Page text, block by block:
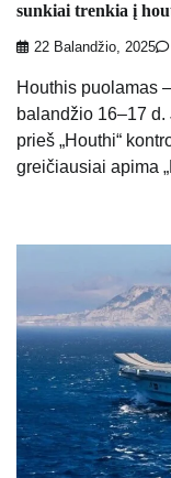
sunkiai trenkia į
22 Balandžio, 2025
Houthis puolamas
balandžio 16–17
prieš „Houthi“
greičiausiai apima